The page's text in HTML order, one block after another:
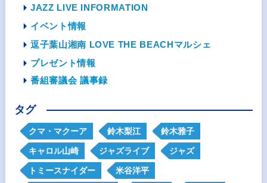
JAZZ LIVE INFORMATION
イベント情報
逗子葉山湘南 LOVE THE BEACHマルシェ
プレゼント情報
番組審議会 議事録
タグ
クマ・マクーア 鈴木梨江 鈴木雅子
キャロル山崎 ジャズライブ ジャズ
トミースナイダー 米谷洋平